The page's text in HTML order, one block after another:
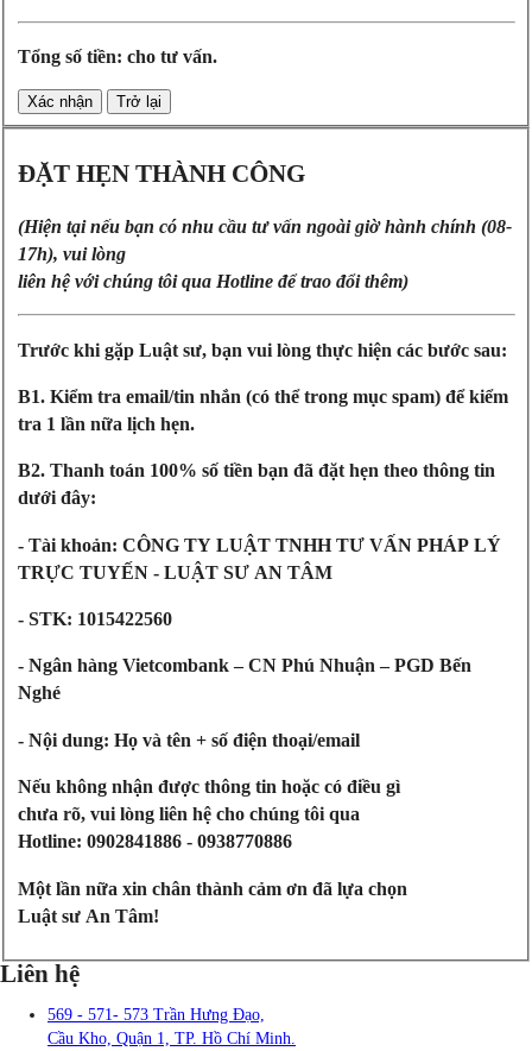
Tổng số tiền: cho tư vấn.
ĐẶT HẸN THÀNH CÔNG
(Hiện tại nếu bạn có nhu cầu tư vấn ngoài giờ hành chính (08-
17h), vui lòng
liên hệ với chúng tôi qua Hotline để trao đổi thêm)
Trước khi gặp Luật sư, bạn vui lòng thực hiện các bước sau:
B1. Kiểm tra email/tin nhắn (có thể trong mục spam) để kiểm
tra 1 lần nữa lịch hẹn.
B2. Thanh toán 100% số tiền bạn đã đặt hẹn theo thông tin
dưới đây:
- Tài khoản: CÔNG TY LUẬT TNHH TƯ VẤN PHÁP LÝ
TRỰC TUYẾN - LUẬT SƯ AN TÂM
- STK: 1015422560
- Ngân hàng Vietcombank – CN Phú Nhuận – PGD Bến
Nghé
- Nội dung: Họ và tên + số điện thoại/email
Nếu không nhận được thông tin hoặc có điều gì
chưa rõ, vui lòng liên hệ cho chúng tôi qua
Hotline: 0902841886 - 0938770886
Một lần nữa xin chân thành cảm ơn đã lựa chọn
Luật sư An Tâm!
Liên hệ
569 - 571- 573 Trần Hưng Đạo,
Cầu Kho, Quận 1, TP. Hồ Chí Minh.